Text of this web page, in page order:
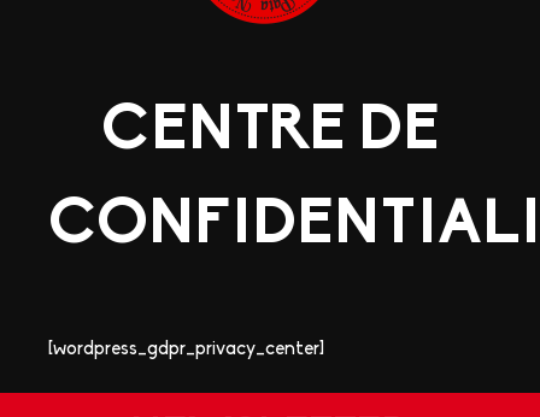
CENTRE DE
[wordpress_gdpr_privacy_center]